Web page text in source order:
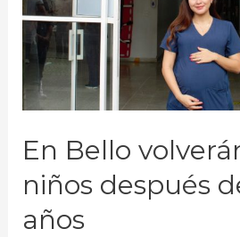
En Bello
niños después
años